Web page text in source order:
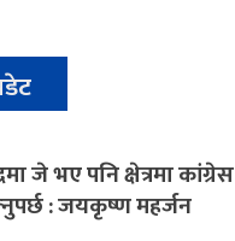
जे भए पनि क्षेत्रमा कांग्रेस
: जयकृष्ण महर्जन